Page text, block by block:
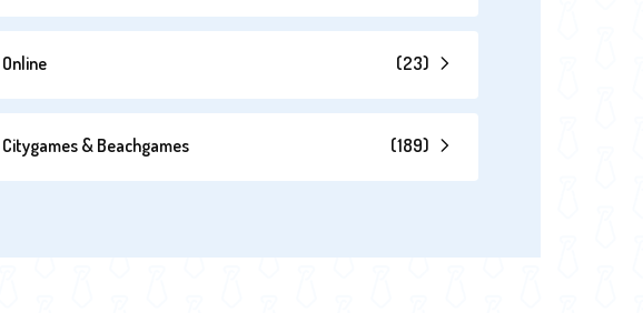
Online (23)
Citygames & Beachgames (189)